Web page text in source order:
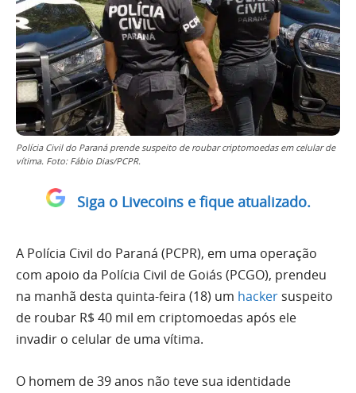
Polícia Civil do Paraná prende suspeito de roubar criptomoedas em celular de
vítima. Foto: Fábio Dias/PCPR.
Siga o Livecoins e fique atualizado.
A Polícia Civil do Paraná (PCPR), em uma operação
com apoio da Polícia Civil de Goiás (PCGO), prendeu
na manhã desta quinta-feira (18) um hacker suspeito
de roubar R$ 40 mil em criptomoedas após ele
invadir o celular de uma vítima.
O homem de 39 anos não teve sua identidade